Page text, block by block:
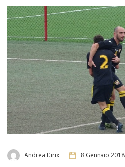
Andrea Dirix 8 Gennaio 2018